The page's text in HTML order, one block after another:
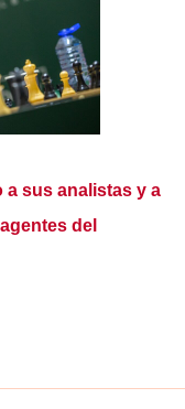
a sus analistas y a
del